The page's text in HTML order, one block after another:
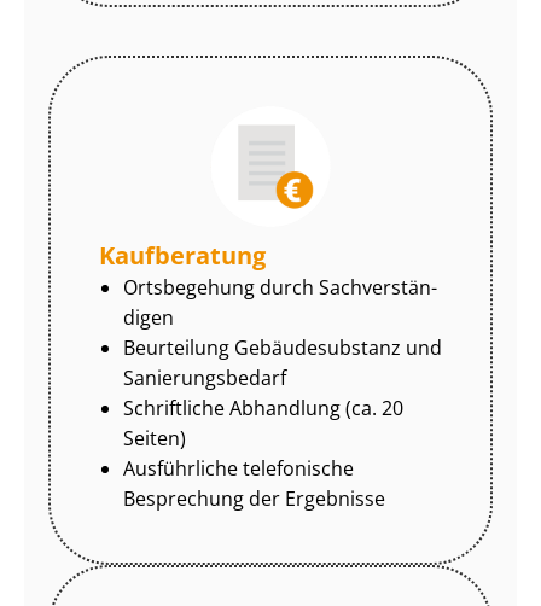
Kaufberatung
Ortsbegehung durch Sach­ver­stän­
di­gen
Beurteilung Gebäudesubstanz und
Sa­nie­rungs­be­darf
Schriftliche Abhandlung (ca. 20
Seiten)
Ausführliche telefonische
Besprechung der Ergebnisse